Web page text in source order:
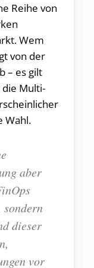
Reihe von
Wem
von der
– es gilt
die Multi-
Wahl.
aber
sondern
dieser
vor